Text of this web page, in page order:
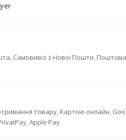
Самовивіз з Нової Пошти,
товару, Картою онлайн,
Apple Pay